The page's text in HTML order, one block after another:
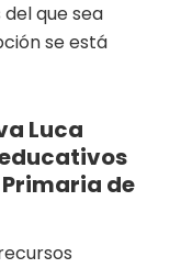
que sea
se está
Luca
de